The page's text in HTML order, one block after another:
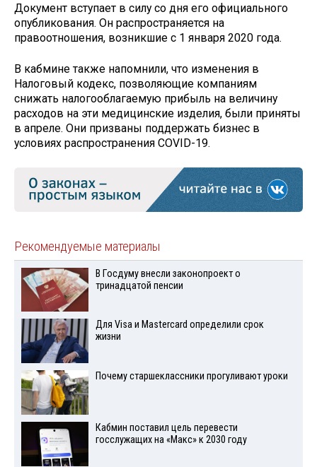
Документ вступает в силу со дня его официального
опубликования. Он распространяется на
правоотношения, возникшие с 1 января 2020 года.
В кабмине также напомнили, что изменения в
Налоговый кодекс, позволяющие компаниям
снижать налогооблагаемую прибыль на величину
расходов на эти медицинские изделия, были приняты
в апреле. Они призваны поддержать бизнес в
условиях распространения COVID-19.
Рекомендуемые материалы
В Госдуму внесли законопроект о
тринадцатой пенсии
Для Visа и Mastercard определили срок
жизни
Почему старшеклассники прогуливают уроки
Кабмин поставил цель перевести
госслужащих на «Макс» к 2030 году